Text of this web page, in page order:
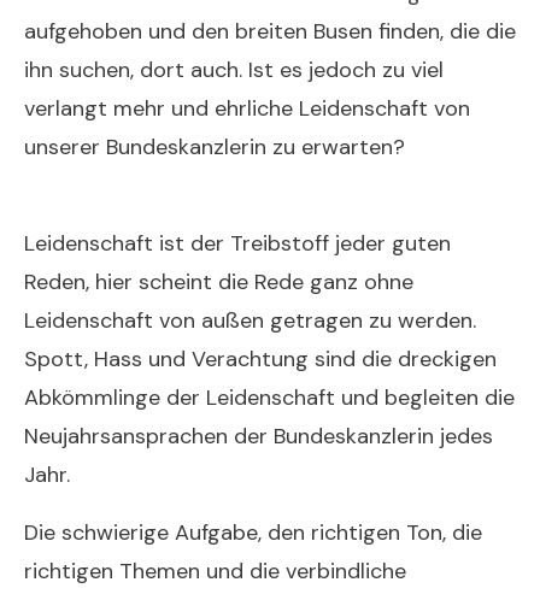
aufgehoben und den breiten Busen finden, die die
ihn suchen, dort auch. Ist es jedoch zu viel
verlangt mehr und ehrliche Leidenschaft von
unserer Bundeskanzlerin zu erwarten?
Leidenschaft ist der Treibstoff jeder guten
Reden, hier scheint die Rede ganz ohne
Leidenschaft von außen getragen zu werden.
Spott, Hass und Verachtung sind die dreckigen
Abkömmlinge der Leidenschaft und begleiten die
Neujahrsansprachen der Bundeskanzlerin jedes
Jahr.
Die schwierige Aufgabe, den richtigen Ton, die
richtigen Themen und die verbindliche